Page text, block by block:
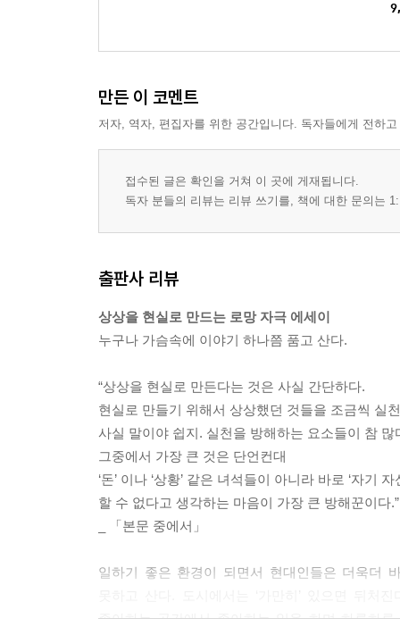
만든 이 코멘트
저자, 역자, 편집자를 위한 공간입니다. 독자들에게 전하
접수된 글은 확인을 거쳐 이 곳에 게재됩니다.
독자 분들의 리뷰는 리뷰 쓰기를, 책에 대한 문의는
출판사 리뷰
상상을 현실로 만드는 로망 자극 에세이
누구나 가슴속에 이야기 하나쯤 품고 산다.
“상상을 현실로 만든다는 것은 사실 간단하다.
현실로 만들기 위해서 상상했던 것들을 조금씩 실
사실 말이야 쉽지. 실천을 방해하는 요소들이 참 많
그중에서 가장 큰 것은 단언컨대
‘돈’ 이나 ‘상황’ 같은 녀석들이 아니라 바로 ‘자기 자
할 수 없다고 생각하는 마음이 가장 큰 방해꾼이다.”
_ 「본문 중에서」
일하기 좋은 환경이 되면서 현대인들은 더욱더
좋아하는 공간에서 좋아하는 일을 하며 하루하